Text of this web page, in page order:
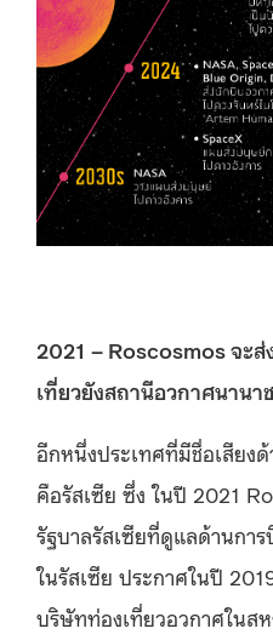
2021 – Roscosmos จะส่
เที่ยวยังสถานีอวกาศนานา
อีกหนึ่งประเทศที่มีชื่อเสียง
คือรัสเซีย ซึ่ง ในปี 2021
รัฐบาลรัสเซียที่ดูแลด้านกา
ในรัสเซีย ประกาศในปี
บริษัทท่องเที่ยวอวกาศในส